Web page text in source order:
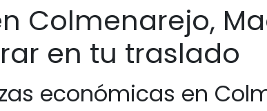
Colmenarejo,
en tu traslado
económicas en